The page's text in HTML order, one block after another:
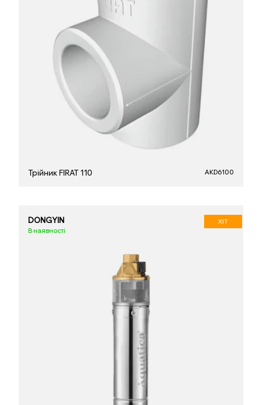
Трійник FIRAT 110 AKD6100
DONGYIN
В наявності
ХІТ